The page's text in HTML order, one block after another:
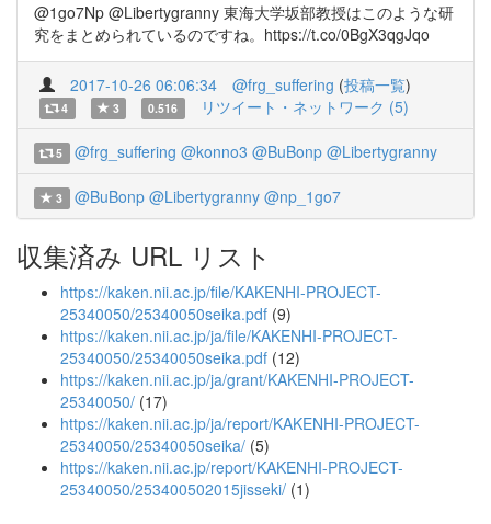
@1go7Np @Libertygranny 東海大学坂部教授はこのような研
究をまとめられているのですね。https://t.co/0BgX3qgJqo
2017-10-26 06:06:34 @frg_suffering (投稿一覧)
4 3 0.516 リツイート・ネットワーク (5)
5 @frg_suffering @konno3 @BuBonp @Libertygranny
3 @BuBonp @Libertygranny @np_1go7
収集済み URL リスト
https://kaken.nii.ac.jp/file/KAKENHI-PROJECT-
25340050/25340050seika.pdf (9)
https://kaken.nii.ac.jp/ja/file/KAKENHI-PROJECT-
25340050/25340050seika.pdf (12)
https://kaken.nii.ac.jp/ja/grant/KAKENHI-PROJECT-
25340050/ (17)
https://kaken.nii.ac.jp/ja/report/KAKENHI-PROJECT-
25340050/25340050seika/ (5)
https://kaken.nii.ac.jp/report/KAKENHI-PROJECT-
25340050/253400502015jisseki/ (1)